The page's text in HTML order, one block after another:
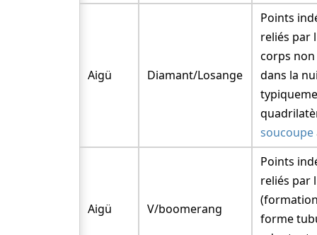
Aigü Diamant/Losange
Points
reliés par
corps
dans la
soucoupe
Aigü V/boomerang
Points
reliés par
forme